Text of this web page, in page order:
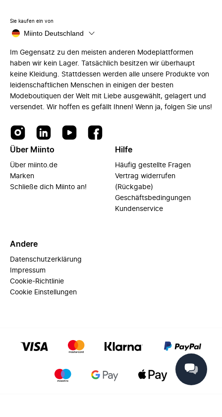
Sie kaufen ein von
Miinto Deutschland
Im Gegensatz zu den meisten anderen Modeplattformen
haben wir kein Lager. Tatsächlich besitzen wir überhaupt
keine Kleidung. Stattdessen werden alle unsere Produkte von
leidenschaftlichen Menschen in einigen der besten
Modeboutiquen der Welt mit Liebe ausgewählt, gelagert und
versendet. Wir hoffen es gefällt Ihnen! Wenn ja, folgen Sie uns!
Über Miinto
Über miinto.de
Marken
Schließe dich Miinto an!
Hilfe
Häufig gestellte Fragen
Vertrag widerrufen
(Rückgabe)
Geschäftsbedingungen
Kundenservice
Andere
Datenschutzerklärung
Impressum
Cookie-Richtlinie
Cookie Einstellungen